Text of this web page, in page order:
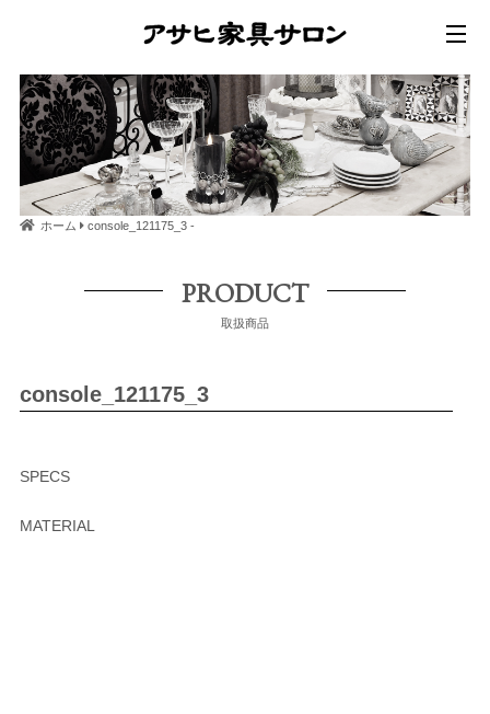
ホーム console_121175_3 -
PRODUCT
取扱商品
console_121175_3
SPECS
MATERIAL